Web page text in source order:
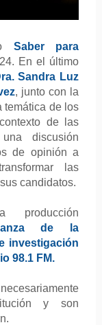
Saber para
En el último
Sandra Luz
, junto con la
temática de los
de las
discusión
de opinión a
las
candidatos.
de la
investigación
98.1 FM.
y son